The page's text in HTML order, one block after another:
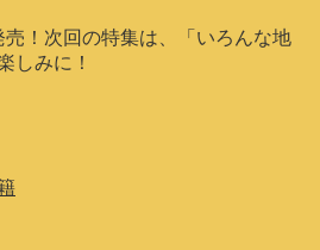
売！次回の特集は、「いろんな地
しみに！